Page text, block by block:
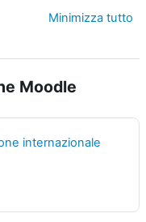
Minimizza tutto
Moodle
internazionale